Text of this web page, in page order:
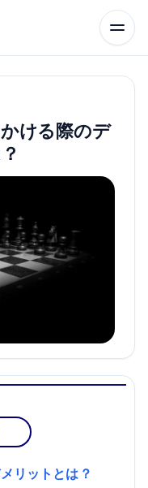
ける際のデ
リットとは？